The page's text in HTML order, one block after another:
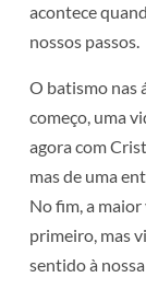
acontece
nossos passos.
O batismo nas
começo, uma
agora com
mas de uma
No fim, a
primeiro, mas
sentido à